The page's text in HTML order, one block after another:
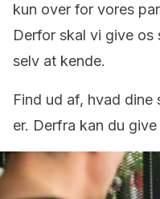
kun over for vores
Derfor skal vi give
selv at kende.
Find ud af, hvad
er. Derfra kan du